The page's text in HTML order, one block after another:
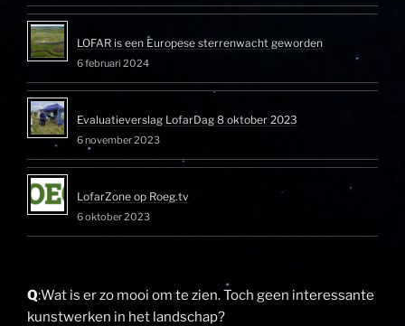
LOFAR is een Europese sterrenwacht geworden
6 februari 2024
Evaluatieverslag LofarDag 8 oktober 2023
6 november 2023
LofarZone op Roeg.tv
6 oktober 2023
Q:Wat is er zo mooi om te zien. Toch geen interessante
kunstwerken in het landschap?